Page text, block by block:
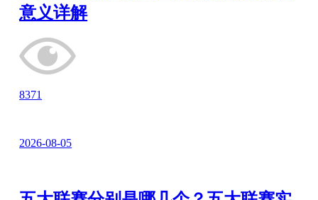
意义详解
8371
2026-08-05